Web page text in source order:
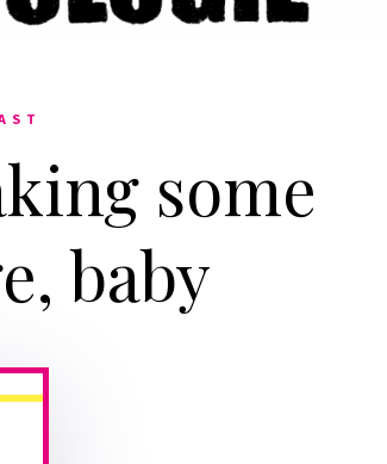
some
baby